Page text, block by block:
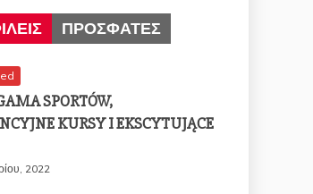
ΠΡΌΣΦΑΤΕΣ
SPORTÓW,
KURSY I EKSCYTUJĄCE
2022